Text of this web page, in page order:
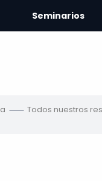
Seminarios
Todos nuestros